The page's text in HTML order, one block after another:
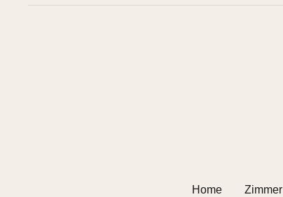
Home Zimmer